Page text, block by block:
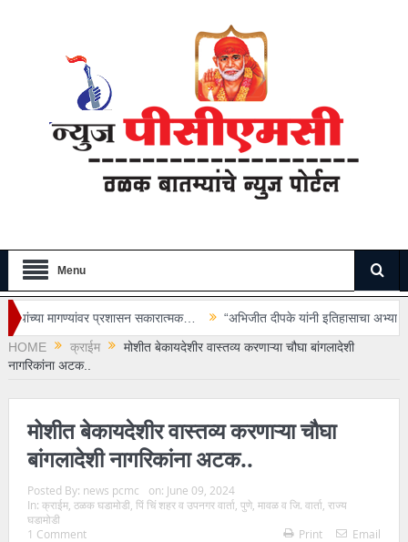
Menu
सकारात्मक…
“अभिजीत दीपके यांनी इतिहासाचा अभ्यास करूनच वक्तव्य
HOME
क्राईम
मोशीत बेकायदेशीर वास्तव्य करणाऱ्या चौघा बांगलादेशी
नागरिकांना अटक..
मोशीत बेकायदेशीर वास्तव्य करणाऱ्या चौघा
बांगलादेशी नागरिकांना अटक..
Posted By: news pcmc on: June 09, 2024
In: क्राईम, ठळक घडामोडी, पिं चिं शहर व उपनगर वार्ता, पुणे, मावळ व जि. वार्ता, राज्य
घडामोडी
1 Comment
Print Email